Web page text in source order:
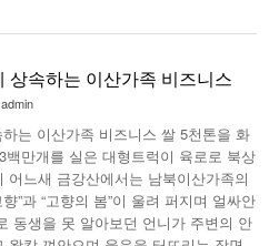
상속하는 이산가족 비즈니스
admin
는 이산가족 비즈니스 쌀 5천톤을 화
만개를 실은 대형트럭이 육로로 북상
느새 금강산에서는 남북이산가족의
”과 “고향의 봄”이 울려 퍼지며 얼싸안
동생을 못 알아보던 언니가 주변의 안